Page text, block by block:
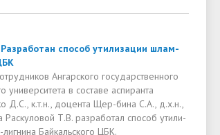
Разработан способ утилизации шлам-
Ангарского государственного
университета в составе аспиранта
Д.С., к.т.н., доцента Щер-бина С.А., д.х.н.,
Т.В. разработал способ утили-
Байкальского ЦБК.